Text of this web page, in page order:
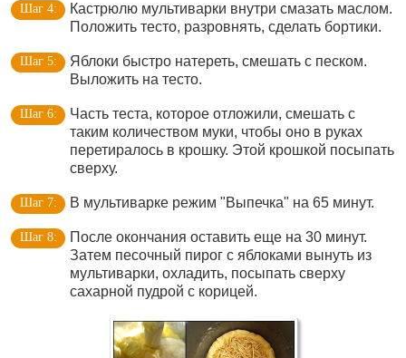
Кастрюлю мультиварки внутри смазать маслом.
Положить тесто, разровнять, сделать бортики.
Яблоки быстро натереть, смешать с песком.
Выложить на тесто.
Часть теста, которое отложили, смешать с
таким количеством муки, чтобы оно в руках
перетиралось в крошку. Этой крошкой посыпать
сверху.
В мультиварке режим "Выпечка" на 65 минут.
После окончания оставить еще на 30 минут.
Затем песочный пирог с яблоками вынуть из
мультиварки, охладить, посыпать сверху
сахарной пудрой с корицей.